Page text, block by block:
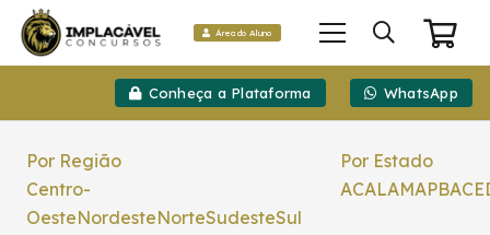
Área do Aluno
Conheça a Plataforma WhatsApp
Por Região
Centro-
OesteNordesteNorteSudesteSul
Por Estado
ACALAMAPBACE